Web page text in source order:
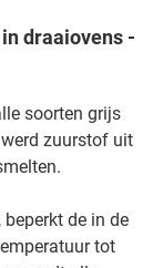
draaiovens -
soorten grijs
zuurstof uit
de in de
tot